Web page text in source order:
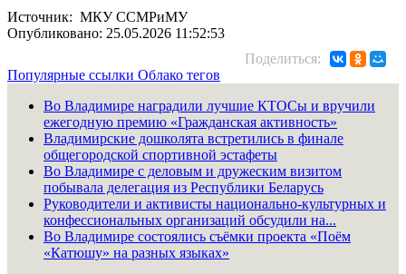
Источник: МКУ ССМРиМУ
Опубликовано: 25.05.2026 11:52:53
Поделиться:
Популярные ссылки Облако тегов
Во Владимире наградили лучшие КТОСы и вручили
ежегодную премию «Гражданская активность»
Владимирские дошколята встретились в финале
общегородской спортивной эстафеты
Во Владимире с деловым и дружеским визитом
побывала делегация из Республики Беларусь
Руководители и активисты национально-культурных и
конфессиональных организаций обсудили на...
Во Владимире состоялись съёмки проекта «Поём
«Катюшу» на разных языках»